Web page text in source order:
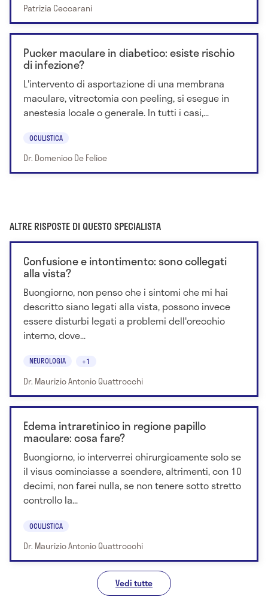
Patrizia Ceccarani
Pucker maculare in diabetico: esiste rischio
di infezione?
L'intervento di asportazione di una membrana
maculare, vitrectomia con peeling, si esegue in
anestesia locale o generale. In tutti i casi,...
OCULISTICA
Dr. Domenico De Felice
ALTRE RISPOSTE DI QUESTO SPECIALISTA
Confusione e intontimento: sono collegati
alla vista?
Buongiorno, non penso che i sintomi che mi hai
descritto siano legati alla vista, possono invece
essere disturbi legati a problemi dell'orecchio
interno, dove...
NEUROLOGIA +1
Dr. Maurizio Antonio Quattrocchi
Edema intraretinico in regione papillo
maculare: cosa fare?
Buongiorno, io interverrei chirurgicamente solo se
il visus cominciasse a scendere, altrimenti, con 10
decimi, non farei nulla, se non tenere sotto stretto
controllo la...
OCULISTICA
Dr. Maurizio Antonio Quattrocchi
Vedi tutte